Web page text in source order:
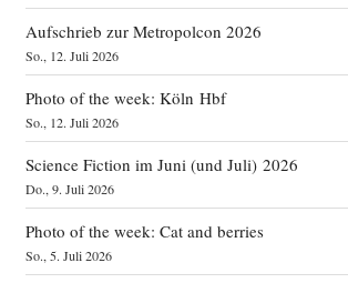
Aufschrieb zur Metropolcon 2026
So., 12. Juli 2026
Photo of the week: Köln Hbf
So., 12. Juli 2026
Science Fiction im Juni (und Juli) 2026
Do., 9. Juli 2026
Photo of the week: Cat and berries
So., 5. Juli 2026